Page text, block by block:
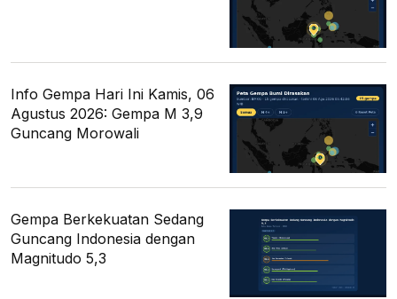
Info Gempa Hari Ini Kamis, 06
Agustus 2026: Gempa M 3,9
Guncang Morowali
Gempa Berkekuatan Sedang
Guncang Indonesia dengan
Magnitudo 5,3